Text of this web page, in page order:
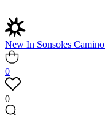
New In Sonsoles Camino
0
0